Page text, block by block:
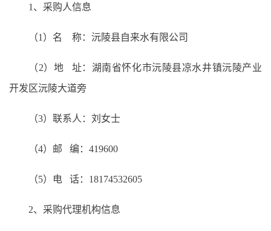
1、采购人信息
（1）名 称：沅陵县自来水有限公司
（2）地 址：湖南省怀化市沅陵县凉水井镇沅陵产业
开发区沅陵大道旁
（3）联系人：刘女士
（4）邮 编：419600
（5）电 话：18174532605
2、采购代理机构信息